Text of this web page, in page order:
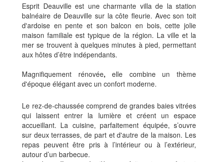
Esprit Deauville est une charmante villa de la station
balnéaire de Deauville sur la côte fleurie. Avec son toit
d'ardoise en pente et son balcon en bois, cette jolie
maison familiale est typique de la région. La ville et la
mer se trouvent à quelques minutes à pied, permettant
aux hôtes d’être indépendants.
Magnifiquement rénovée, elle combine un thème
d'époque élégant avec un confort moderne.
Le rez-de-chaussée comprend de grandes baies vitrées
qui laissent entrer la lumière et créent un espace
accueillant. La cuisine, parfaitement équipée, s’ouvre
sur deux terrasses, de part et d'autre de la maison. Les
repas peuvent être pris à l’intérieur ou à l’extérieur,
autour d’un barbecue.